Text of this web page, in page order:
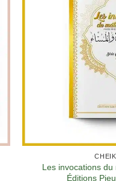
Les invocations
Éditions